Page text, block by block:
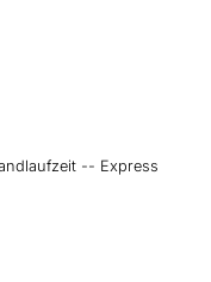
-- Express